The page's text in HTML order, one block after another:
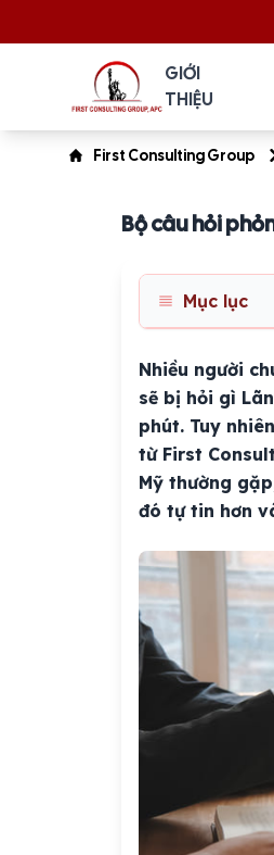
Lịch
GIỚI
THIỆU
First Consulting Group
Bộ câu hỏi
Mục lục
Nhiều người
sẽ bị hỏi gì
phút. Tuy
từ First
Mỹ thường
đó tự tin hơn